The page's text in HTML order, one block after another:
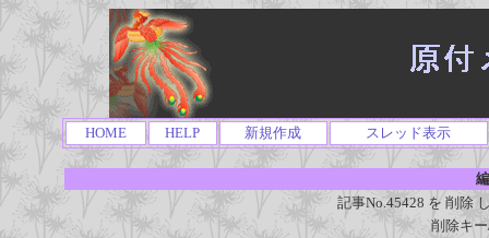
HOME HELP 新規作成 スレッド表示
記事No.45428 を 削除
削除キ